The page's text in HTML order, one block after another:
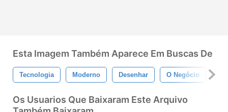
Esta Imagem Também Aparece Em Buscas De
Tecnologia Moderno Desenhar O Negócio
Os Usuarios Que Baixaram Este Arquivo